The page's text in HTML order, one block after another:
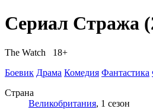
Сериал Стража
The Watch 18+
Боевик Драма Комедия Фантастика
Страна
Великобритания, 1 сезон